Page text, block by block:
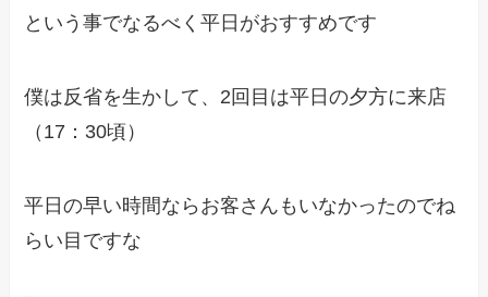
という事でなるべく平日がおすすめです
僕は反省を生かして、2回目は平日の夕方に来店
（17：30頃）
平日の早い時間ならお客さんもいなかったのでね
らい目ですな